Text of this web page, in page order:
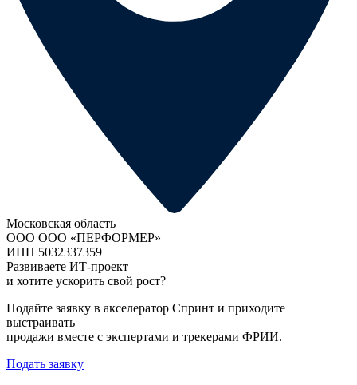
Московская область
ООО ООО «ПЕРФОРМЕР»
ИНН 5032337359
Развиваете ИТ-проект
и хотите ускорить свой рост?
Подайте заявку в акселератор Спринт и приходите
выстраивать
продажи вместе с экспертами и трекерами ФРИИ.
Подать заявку